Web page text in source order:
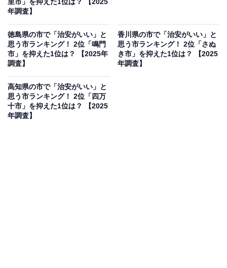
女性／東京都）、「にぎわいもありつつのんびりとした
落ち着いた雰囲気があるから」（30代女性／静岡県）、
「海沿いで自然環境が豊がで犯罪件数も少ないので安心
まりました。
年調査】
徳島県の市で「治安がいい」と
思う市ランキング！ 2位「鳴門
市」を抑えた1位は？ 【2025年
調査】
香川県の市で「治安がいい」と
思う市ランキング！ 2位「さぬ
き市」を抑えた1位は？ 【2025
年調査】
高知県の市で「治安がいい」と
思う市ランキング！ 2位「四万
十市」を抑えた1位は？ 【2025
年調査】